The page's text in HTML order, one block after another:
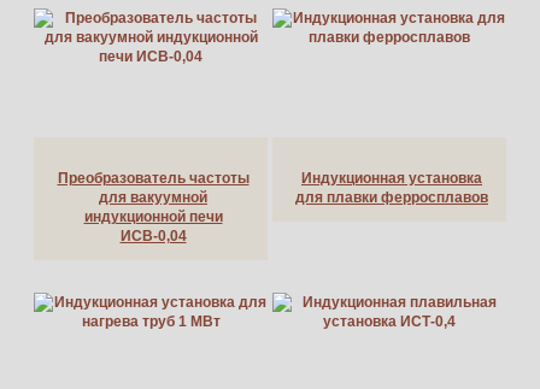
Преобразователь частоты
для вакуумной
индукционной печи
ИСВ-0,04
Индукционная установка
для плавки ферросплавов